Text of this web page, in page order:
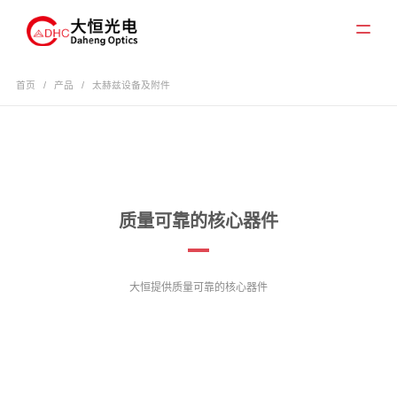
首页 / 产品 / 太赫兹设备及附件
质量可靠的核心器件
大恒提供质量可靠的核心器件